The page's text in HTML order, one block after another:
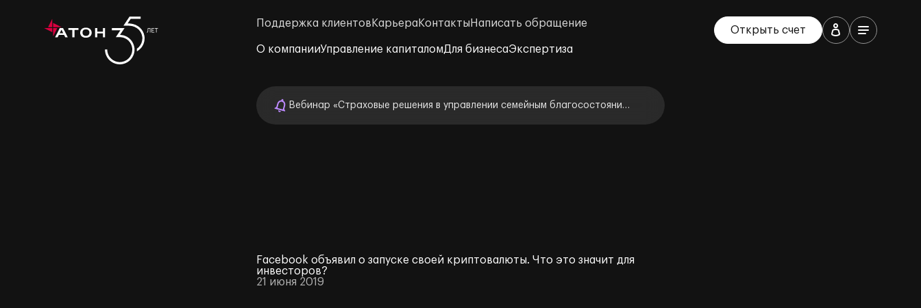
Поддержка клиентов Карьера Контакты Написать обращение
О компанииУправление капиталомДля бизнесаЭкспертиза
Открыть счет
Вебинар «Страховые решения в управлении семейным благосостояние
Facebook объявил о запуске своей криптовалюты. Что это значит для
инвесторов?
21 июня 2019